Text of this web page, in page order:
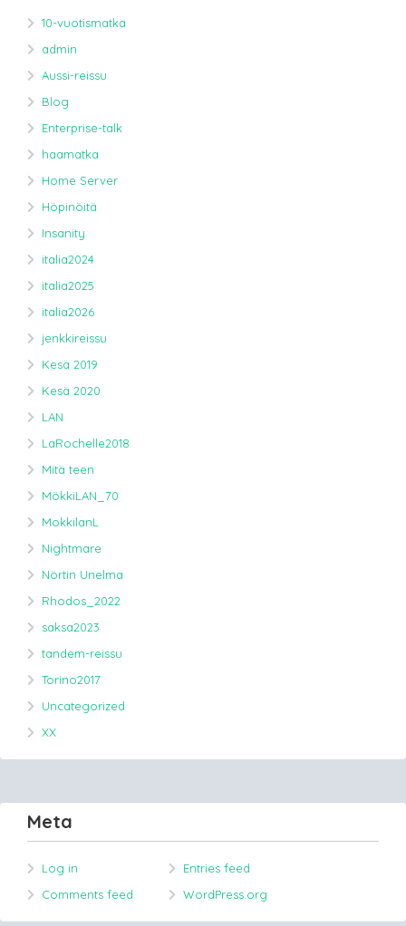
10-vuotismatka
admin
Aussi-reissu
Blog
Enterprise-talk
haamatka
Home Server
Höpinöitä
Insanity
italia2024
italia2025
italia2026
jenkkireissu
Kesä 2019
Kesä 2020
LAN
LaRochelle2018
Mitä teen
MökkiLAN_70
MokkilanL
Nightmare
Nörtin Unelma
Rhodos_2022
saksa2023
tandem-reissu
Torino2017
Uncategorized
XX
Meta
Log in
Entries feed
Comments feed
WordPress.org